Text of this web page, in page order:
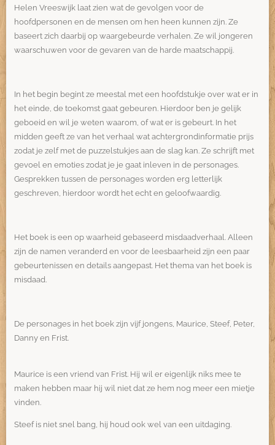
Helen Vreeswijk laat zien wat de gevolgen voor de
hoofdpersonen en de mensen om hen heen kunnen zijn. Ze
baseert zich daarbij op waargebeurde verhalen. Ze wil jongeren
waarschuwen voor de gevaren van de harde maatschappij.
In het begin begint ze meestal met een hoofdstukje over wat er in
het einde, de toekomst gaat gebeuren. Hierdoor ben je gelijk
geboeid en wil je weten waarom, of wat er is gebeurt. In het
midden geeft ze van het verhaal wat achtergrondinformatie prijs
zodat je zelf met de puzzelstukjes aan de slag kan. Ze schrijft met
gevoel en emoties zodat je je gaat inleven in de personages.
Gesprekken tussen de personages worden erg letterlijk
geschreven, hierdoor wordt het echt en geloofwaardig.
Het boek is een op waarheid gebaseerd misdaadverhaal. Alleen
zijn de namen veranderd en voor de leesbaarheid zijn een paar
gebeurtenissen en details aangepast. Het thema van het boek is
misdaad.
De personages in het boek zijn vijf jongens, Maurice, Steef, Peter,
Danny en Frist.
Maurice is een vriend van Frist. Hij wil er eigenlijk niks mee te
maken hebben maar hij wil niet dat ze hem nog meer een mietje
vinden.
Steef is niet snel bang, hij houd ook wel van een uitdaging.